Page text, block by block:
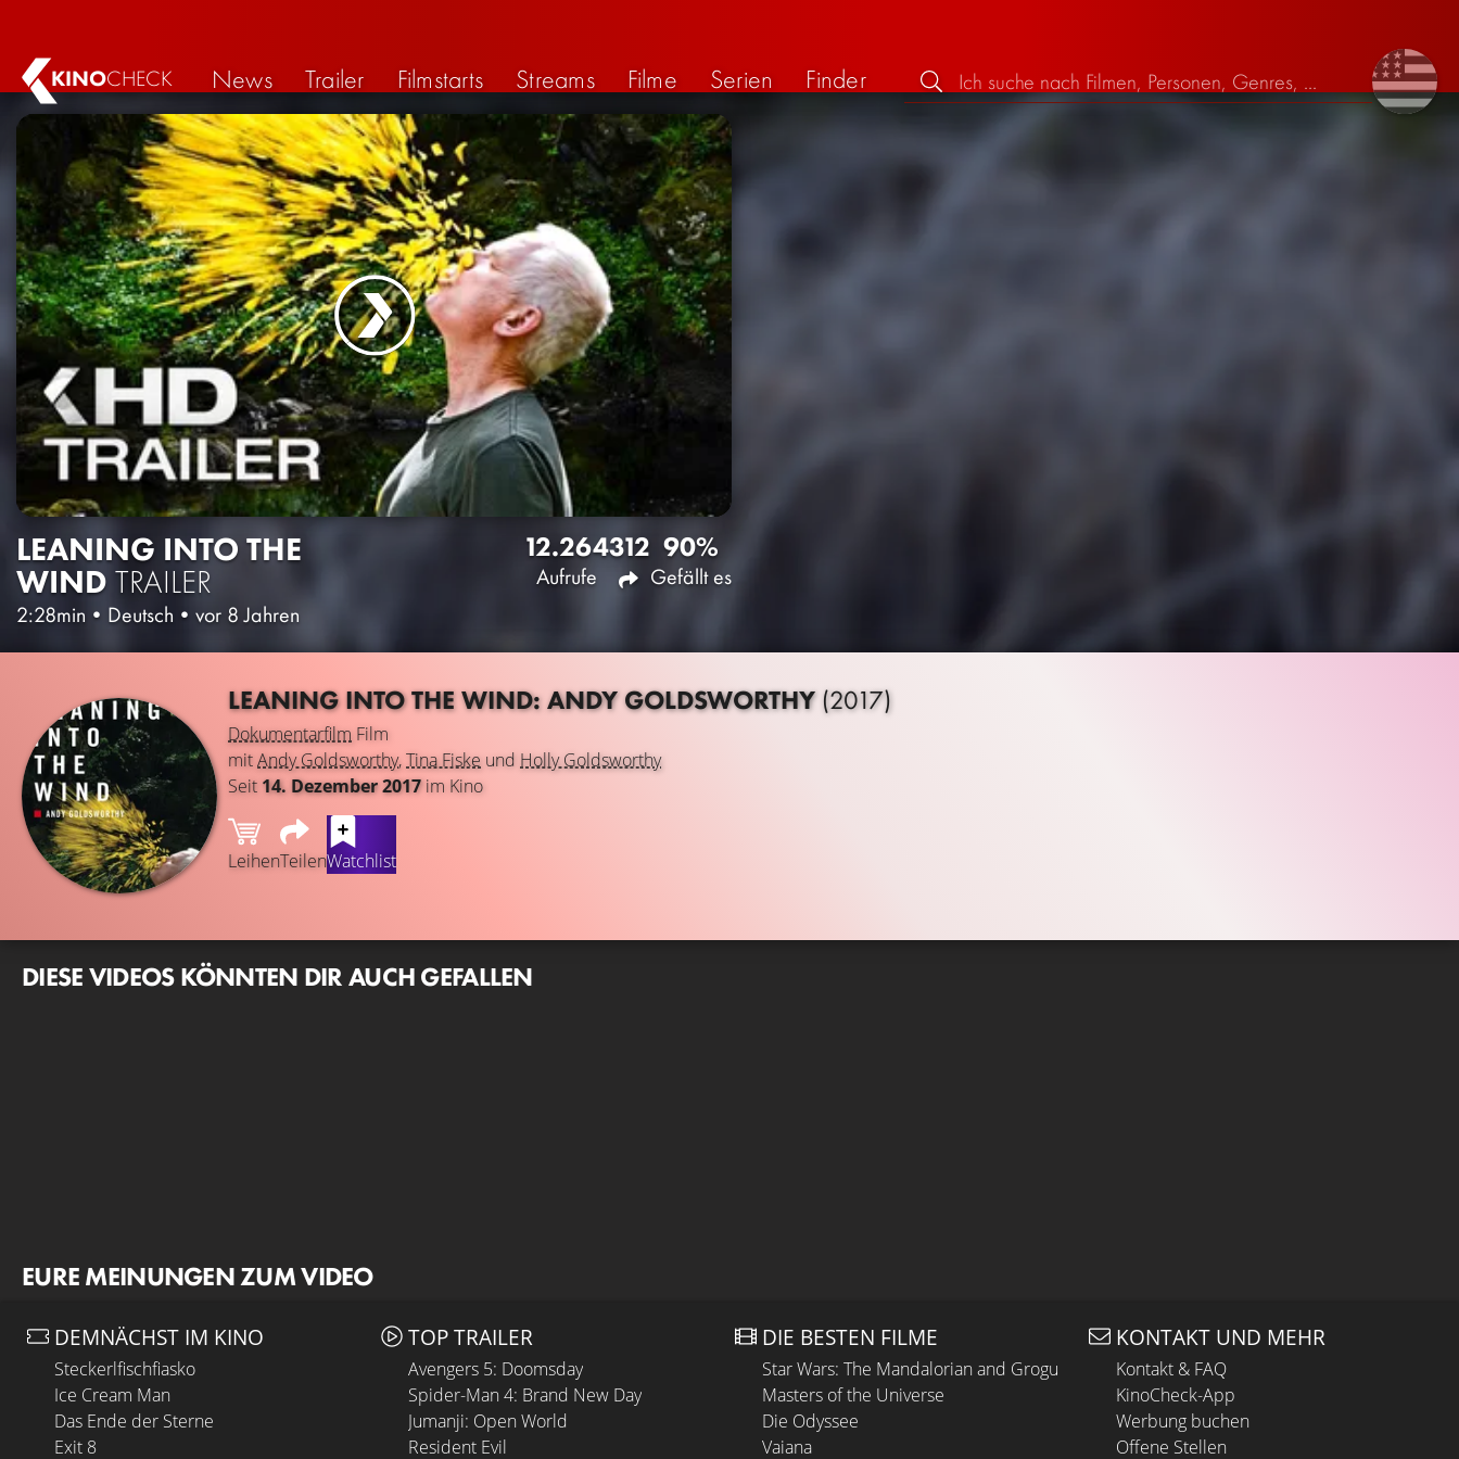
KINOCHECK News Trailer Filmstarts Streams Filme Serien Finder
LEANING INTO THE
WIND TRAILER
2:28min • Deutsch • vor 8 Jahren
12.264
Aufrufe
312 90%
Gefällt es
LEANING INTO THE WIND: ANDY GOLDSWORTHY(2017)
Dokumentarfilm Film
mitAndy Goldsworthy,Tina Fiske und Holly Goldsworthy
Seit 14. Dezember 2017im Kino
LeihenTeilenWatchlist
DIESE VIDEOS KÖNNTEN DIR AUCH GEFALLEN
EURE MEINUNGEN ZUM VIDEO
DEMNÄCHST IM KINO
Steckerlfischfiasko
Ice Cream Man
Das Ende der Sterne
Exit 8
TOP TRAILER
Avengers 5: Doomsday
Spider-Man 4: Brand New Day
Jumanji: Open World
Resident Evil
DIE BESTEN FILME
Star Wars: The Mandalorian and Grogu
Masters of the Universe
Die Odyssee
Vaiana
KONTAKT UND MEHR
Kontakt & FAQ
KinoCheck-App
Werbung buchen
Offene Stellen